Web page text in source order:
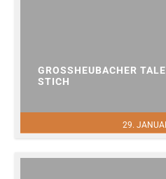
29.
GROSSHEUBACHER
TICH